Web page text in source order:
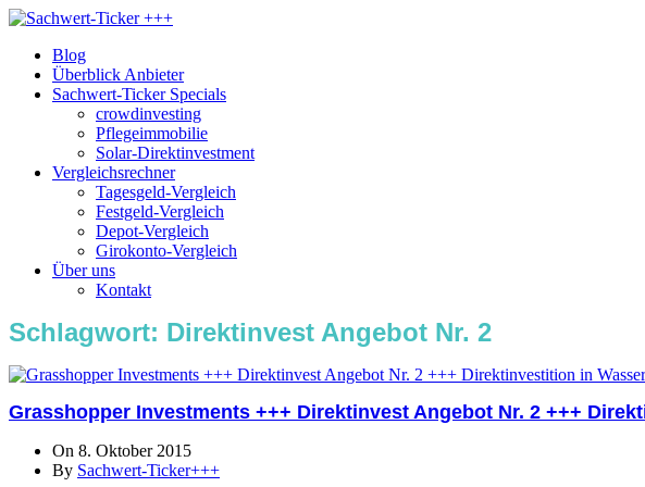
Blog
Überblick Anbieter
Sachwert-Ticker Specials
crowdinvesting
Pflegeimmobilie
Solar-Direktinvestment
Vergleichsrechner
Tagesgeld-Vergleich
Festgeld-Vergleich
Depot-Vergleich
Girokonto-Vergleich
Über uns
Kontakt
Schlagwort: Direktinvest Angebot Nr. 2
Grasshopper Investments +++ Direktinvest Angebot Nr. 2 +++
On 8. Oktober 2015
By Sachwert-Ticker+++